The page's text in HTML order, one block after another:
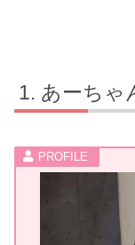
あーちゃ